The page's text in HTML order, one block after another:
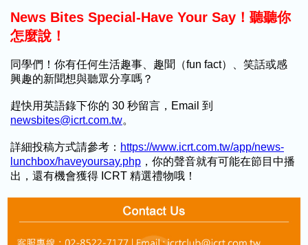
News Bites Special-Have Your Say！聽聽你
怎麼說！
同學們！你有任何生活趣事、趣聞（fun fact）、笑話或感
興趣的新聞想與聽眾分享嗎？
趕快用英語錄下你的 30 秒留言，Email 到
newsbites@icrt.com.tw。
詳細投稿方式請參考： https://www.icrt.com.tw/app/news-
lunchbox/haveyoursay.php ，你的聲音就有可能在節目中播
出，還有機會獲得 ICRT 精選禮物哦！